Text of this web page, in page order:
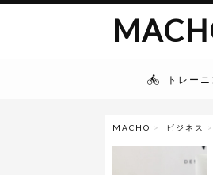
トレー
MACHO > ビジネス